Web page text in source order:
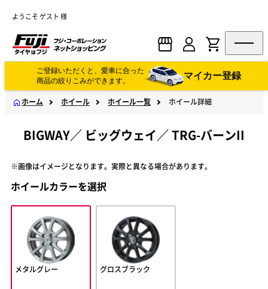
ようこそ ゲスト 様
ご登録いただくと、愛車に合った
商品の絞りこみができます。
マイカー登録
ホーム ホイール ホイール一覧 ホイール詳細
BIGWAY／ ビッグウェイ／TRG-バーンII
※画像はイメージとなります。実際と異なる場合があります。
ホイールカラーを選択
メタルグレー グロスブラック